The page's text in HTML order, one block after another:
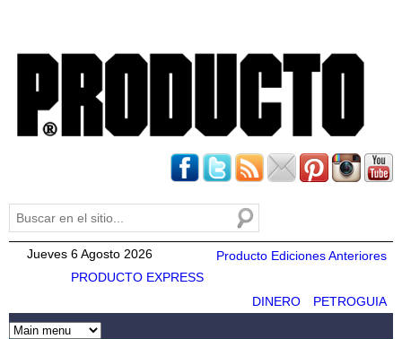
Formulario de búsqueda
Buscar
Jueves 6 Agosto 2026
Producto Ediciones Anteriores
PRODUCTO EXPRESS
PETROGUIA
DINERO